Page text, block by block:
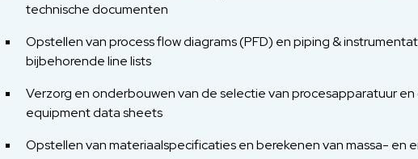
technische documenten
Opstellen van process flow diagrams (PFD) en piping &
bijbehorende line lists
Verzorg en onderbouwen van de selectie van procesapparatuur
equipment data sheets
Opstellen van materiaalspecificaties en berekenen van massa- en